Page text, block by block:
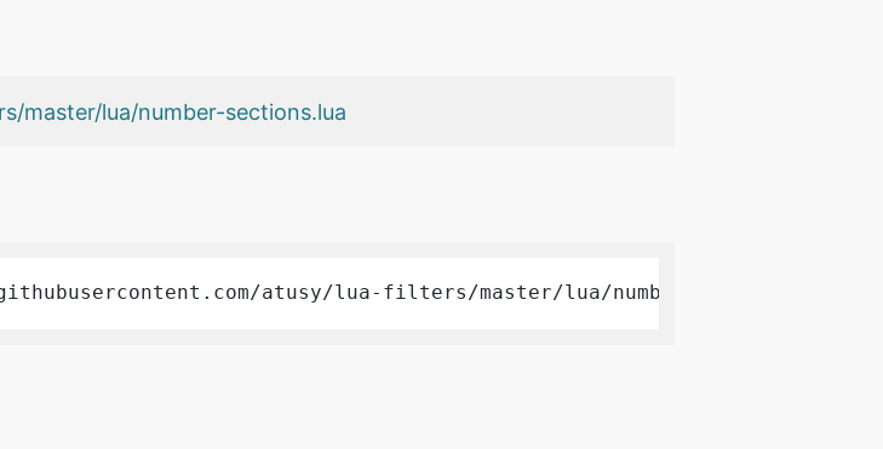
master/lua/number-sections.lua
atusy/lua-filters/master/lua/number-sections.lua